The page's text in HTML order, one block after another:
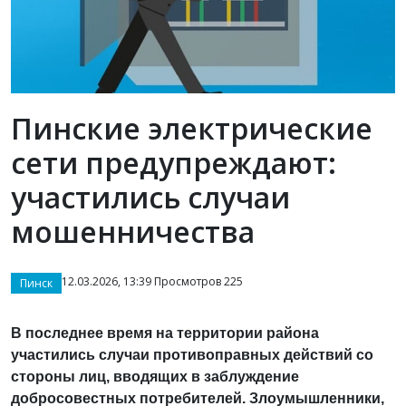
Пинские электрические
сети предупреждают:
участились случаи
мошенничества
Пинск 12.03.2026, 13:39 Просмотров 225
В последнее время на территории района
участились случаи противоправных действий со
стороны лиц, вводящих в заблуждение
добросовестных потребителей. Злоумышленники,